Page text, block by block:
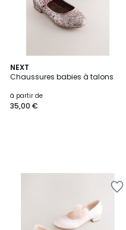
NEXT
Chaussures babies à talons
à partir de
35,00 €